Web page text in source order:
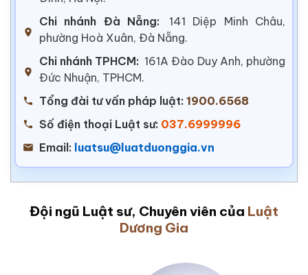
Chi nhánh Đà Nẵng:
141 Diệp Minh Châu,
phường Hoà Xuân, Đà Nẵng.
Chi nhánh TPHCM: 161A Đào Duy Anh, phường
Đức Nhuận, TPHCM.
Tổng đài tư vấn pháp luật: 1900.6568
Số điện thoại Luật sư: 037.6999996
Email: luatsu@luatduonggia.vn
Đội ngũ Luật sư, Chuyên viên của Luật
Dương Gia